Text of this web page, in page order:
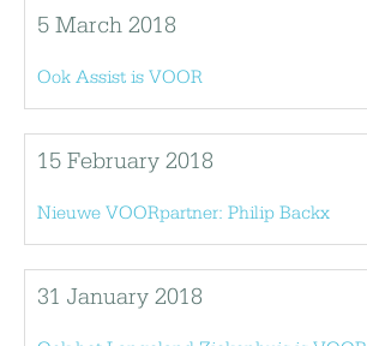
5 March 2018
Ook Assist is VOOR
15 February 2018
Nieuwe VOORpartner: Philip Backx
31 January 2018